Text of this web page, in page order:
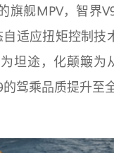
旗舰MPV，智界
适应扭矩控制技
坦途，化颠簸
驾乘品质提升至